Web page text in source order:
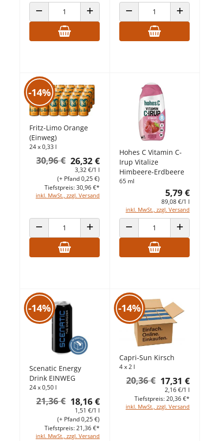
ANZAHL VERRINGERNANZAHL ERHÖHENANZAHL VERRINGERNANZAHL
-14%
Fritz-Limo Orange
(Einweg)
24 x 0,33 l
26,32 €
30,96 €
3,32 €/1 l
inkl. MwSt., zzgl. Versand
(+ Pfand 0,25 €)
Tiefstpreis: 30,96 €*
ANZAHL VERRINGERNANZAHL ERHÖHEN
Hohes C Vitamin C-
Irup Vitalize
Himbeere-Erdbeere
65 ml
5,79 €
89,08 €/1 l
inkl. MwSt., zzgl. Versand
ANZAHL VERRINGERNANZAHL
-14%
Scenatic Energy
Drink EINWEG
24 x 0,50 l
18,16 €
21,36 €
1,51 €/1 l
inkl. MwSt., zzgl. Versand
(+ Pfand 0,25 €)
Tiefstpreis: 21,36 €*
-14%
Capri-Sun Kirsch
4 x 2 l
17,31 €
20,36 €
2,16 €/1 l
inkl. MwSt., zzgl. Versand
Tiefstpreis: 20,36 €*